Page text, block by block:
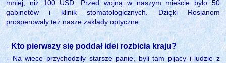
mniej, niż 100 USD. Przed wojną w naszym mieście było 50
gabinetów i klinik stomatologicznych. Dzięki Rosjanom
prosperowały też nasze zakłady optyczne.
- Kto pierwszy się poddał idei rozbicia kraju?
- Na wiece przychodziły starsze panie, byli tam pijacy i ludzie z